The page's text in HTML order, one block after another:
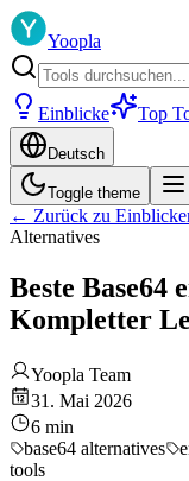
Yoopla
Einblicke Top
Deutsch
Toggle theme
← Zurück zu
Alternatives
Beste Base64
Kompletter
Yoopla Team
31. Mai 2026
6 min
base64 alternatives
tools